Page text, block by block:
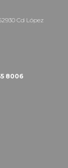
Cd López
8006